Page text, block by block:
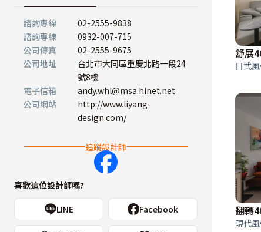
諮詢專線
02-2555-9838
諮詢專線
0932-007-715
公司傳真
02-2555-9675
公司地址
台北市大同區重慶北路一段24
號8樓
電子信箱
andy.whl@msa.hinet.net
公司網站
http://www.liyang-
design.com/
追蹤設計師
喜歡這位設計師嗎?
LINE Facebook
日式風
現代風